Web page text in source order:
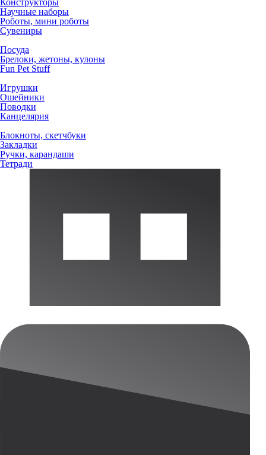
Конструкторы
Научные наборы
Роботы, мини роботы
Сувениры
Посуда
Брелоки, жетоны, кулоны
Fun Pet Stuff
Игрушки
Ошейники
Поводки
Канцелярия
Блокноты, скетчбуки
Закладки
Ручки, карандаши
Тетради